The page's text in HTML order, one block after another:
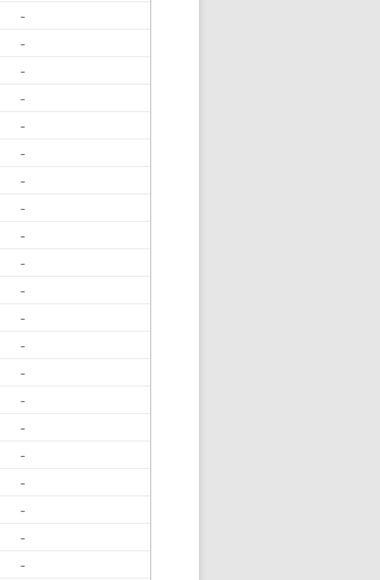
-
-
-
-
-
-
-
-
-
-
-
-
-
-
-
-
-
-
-
-
-